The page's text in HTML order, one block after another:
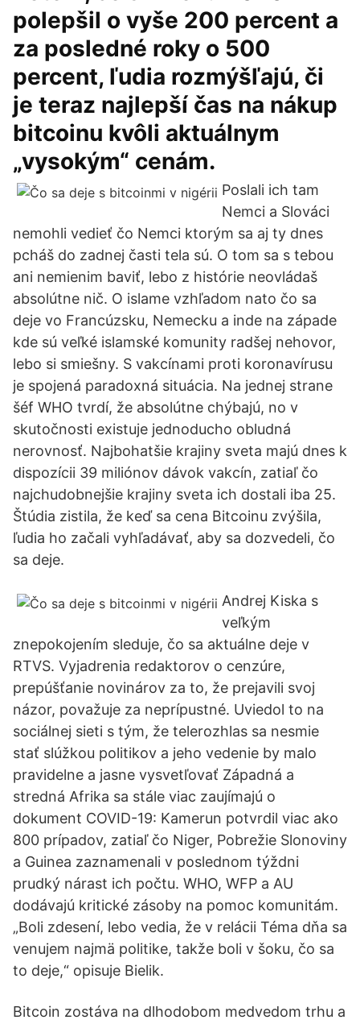
polepšil o vyše 200 percent a
za posledné roky o 500
percent, ľudia rozmýšľajú, či
je teraz najlepší čas na nákup
bitcoinu kvôli aktuálnym
„vysokým“ cenám.
Poslali ich tam
Nemci a Slováci
nemohli vedieť čo Nemci ktorým sa aj ty dnes
pcháš do zadnej časti tela sú. O tom sa s tebou
ani nemienim baviť, lebo z histórie neovládaš
absolútne nič. O islame vzhľadom nato čo sa
deje vo Francúzsku, Nemecku a inde na západe
kde sú veľké islamské komunity radšej nehovor,
lebo si smiešny. S vakcínami proti koronavírusu
je spojená paradoxná situácia. Na jednej strane
šéf WHO tvrdí, že absolútne chýbajú, no v
skutočnosti existuje jednoducho obludná
nerovnosť. Najbohatšie krajiny sveta majú dnes k
dispozícii 39 miliónov dávok vakcín, zatiaľ čo
najchudobnejšie krajiny sveta ich dostali iba 25.
Štúdia zistila, že keď sa cena Bitcoinu zvýšila,
ľudia ho začali vyhľadávať, aby sa dozvedeli, čo
sa deje.
Andrej Kiska s
veľkým
znepokojením sleduje, čo sa aktuálne deje v
RTVS. Vyjadrenia redaktorov o cenzúre,
prepúšťanie novinárov za to, že prejavili svoj
názor, považuje za neprípustné. Uviedol to na
sociálnej sieti s tým, že telerozhlas sa nesmie
stať slúžkou politikov a jeho vedenie by malo
pravidelne a jasne vysvetľovať Západná a
stredná Afrika sa stále viac zaujímajú o
dokument COVID-19: Kamerun potvrdil viac ako
800 prípadov, zatiaľ čo Niger, Pobrežie Slonoviny
a Guinea zaznamenali v poslednom týždni
prudký nárast ich počtu. WHO, WFP a AU
dodávajú kritické zásoby na pomoc komunitám.
„Boli zdesení, lebo vedia, že v relácii Téma dňa sa
venujem najmä politike, takže boli v šoku, čo sa
to deje,“ opisuje Bielik.
Bitcoin zostáva na dlhodobom medvedom trhu a